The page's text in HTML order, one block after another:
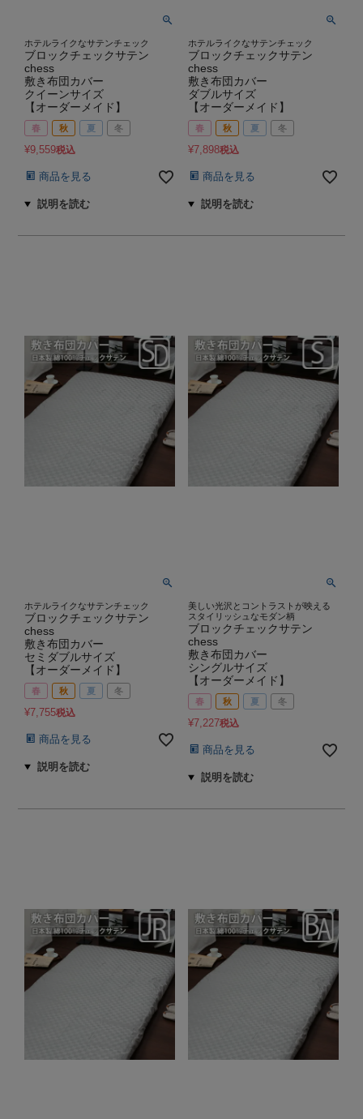
ホテルライクなサテンチェック
ブロックチェックサテン
chess
敷き布団カバー
クイーンサイズ
【オーダーメイド】
春 秋 夏 冬
¥9,559税込
商品を見る
ホテルライクなサテンチェック
ブロックチェックサテン
chess
敷き布団カバー
ダブルサイズ
【オーダーメイド】
春 秋 夏 冬
¥7,898税込
商品を見る
ホテルライクなサテンチェック
ブロックチェックサテン
chess
敷き布団カバー
セミダブルサイズ
【オーダーメイド】
春 秋 夏 冬
¥7,755税込
商品を見る
美しい光沢とコントラストが映える
スタイリッシュなモダン柄
ブロックチェックサテン
chess
敷き布団カバー
シングルサイズ
【オーダーメイド】
春 秋 夏 冬
¥7,227税込
商品を見る